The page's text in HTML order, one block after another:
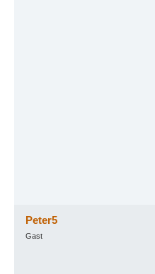
Peter5
Gast